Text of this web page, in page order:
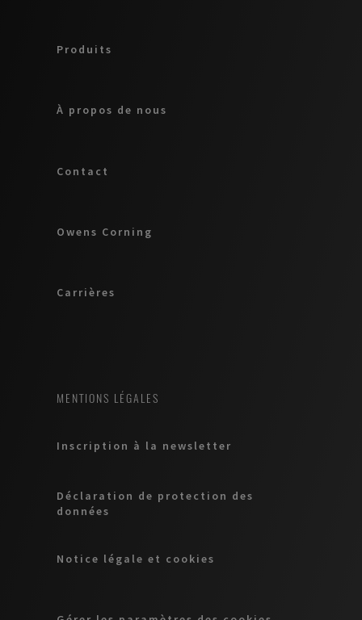
Produits
À propos de nous
Contact
Owens Corning
Carrières
MENTIONS LÉGALES
Inscription à la newsletter
Déclaration de protection des
données
Notice légale et cookies